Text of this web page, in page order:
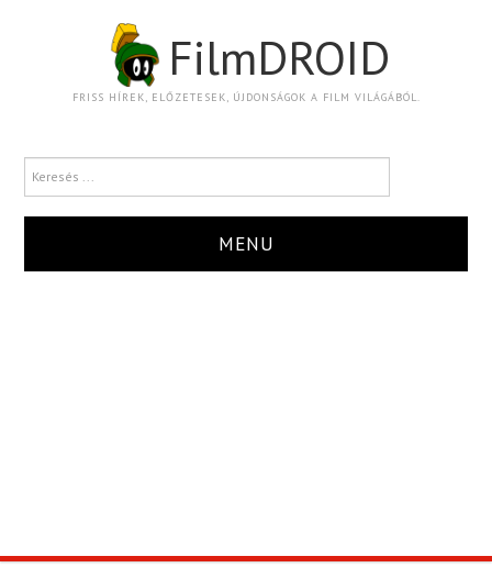
FilmDROID
FRISS HÍREK, ELŐZETESEK, ÚJDONSÁGOK A FILM VILÁGÁBÓL.
MENU